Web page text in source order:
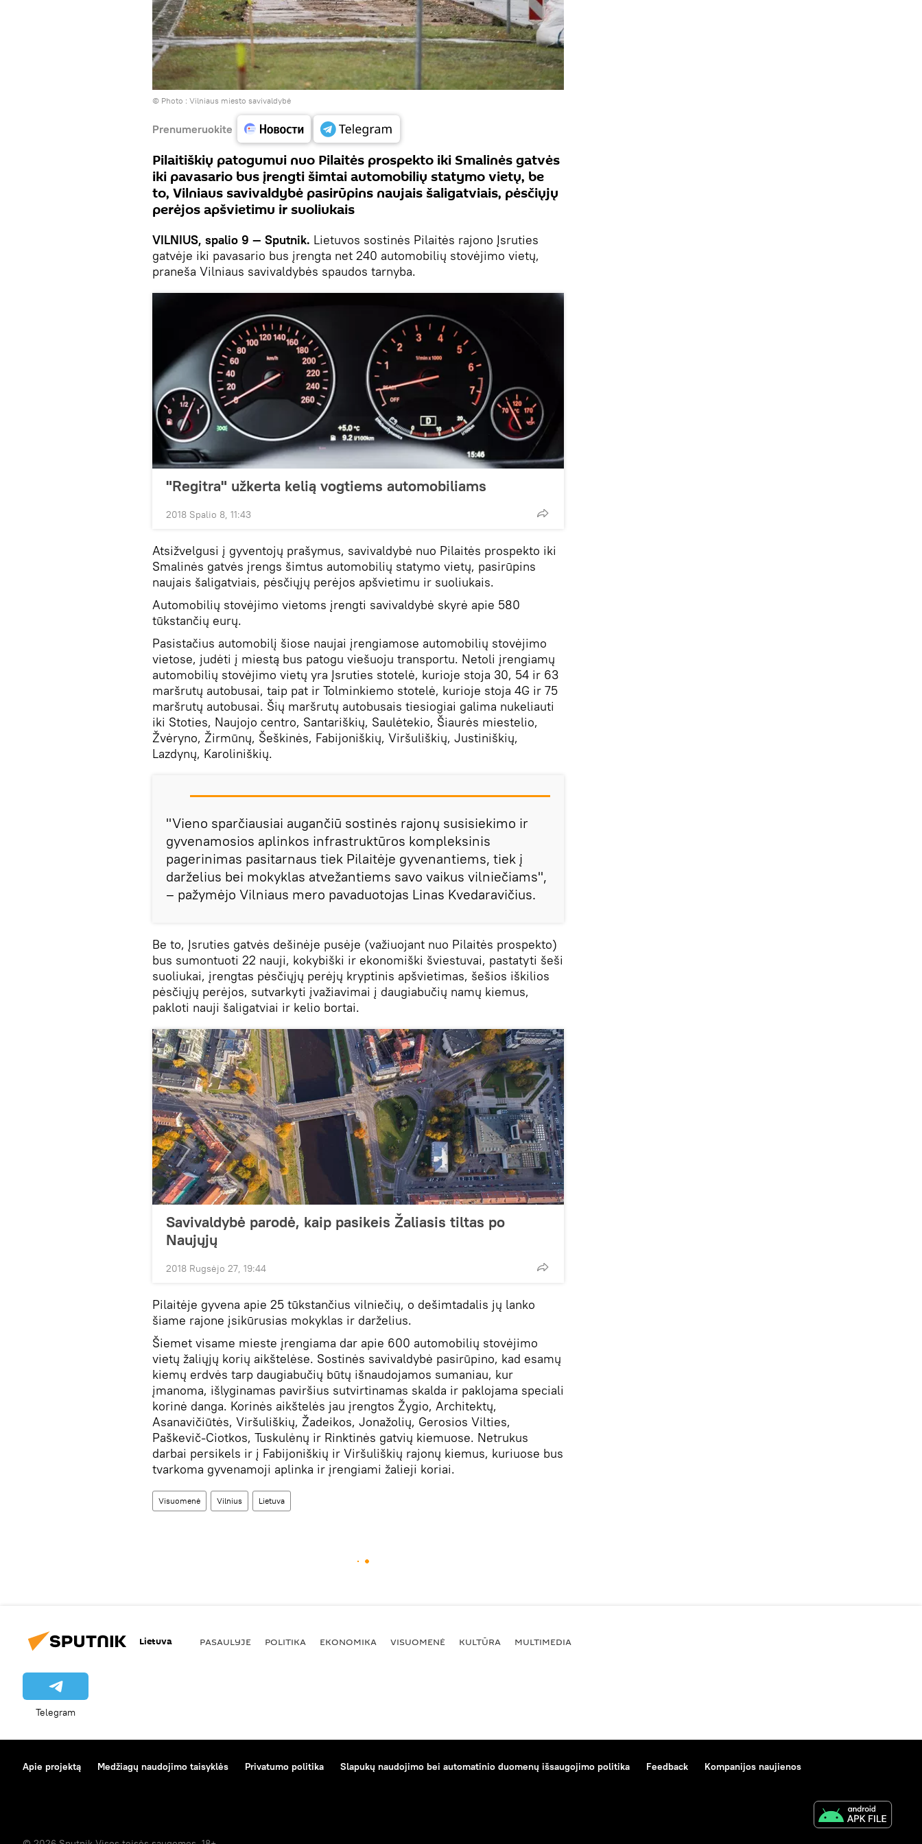
© Photo : Vilniaus miesto savivaldybė
Prenumeruokite
Pilaitiškių patogumui nuo Pilaitės prospekto iki Smalinės gatvės
iki pavasario bus įrengti šimtai automobilių statymo vietų, be
to, Vilniaus savivaldybė pasirūpins naujais šaligatviais, pėsčiųjų
perėjos apšvietimu ir suoliukais
VILNIUS, spalio 9 — Sputnik. Lietuvos sostinės Pilaitės rajono Įsruties
gatvėje iki pavasario bus įrengta net 240 automobilių stovėjimo vietų,
praneša Vilniaus savivaldybės spaudos tarnyba.
"Regitra" užkerta kelią vogtiems automobiliams
2018 Spalio 8, 11:43
Atsižvelgusi į gyventojų prašymus, savivaldybė nuo Pilaitės prospekto iki
Smalinės gatvės įrengs šimtus automobilių statymo vietų, pasirūpins
naujais šaligatviais, pėsčiųjų perėjos apšvietimu ir suoliukais.
Automobilių stovėjimo vietoms įrengti savivaldybė skyrė apie 580
tūkstančių eurų.
Pasistačius automobilį šiose naujai įrengiamose automobilių stovėjimo
vietose, judėti į miestą bus patogu viešuoju transportu. Netoli įrengiamų
automobilių stovėjimo vietų yra Įsruties stotelė, kurioje stoja 30, 54 ir 63
maršrutų autobusai, taip pat ir Tolminkiemo stotelė, kurioje stoja 4G ir 75
maršrutų autobusai. Šių maršrutų autobusais tiesiogiai galima nukeliauti
iki Stoties, Naujojo centro, Santariškių, Saulėtekio, Šiaurės miestelio,
Žvėryno, Žirmūnų, Šeškinės, Fabijoniškių, Viršuliškių, Justiniškių,
Lazdynų, Karoliniškių.
"Vieno sparčiausiai augančiū sostinės rajonų susisiekimo ir
gyvenamosios aplinkos infrastruktūros kompleksinis
pagerinimas pasitarnaus tiek Pilaitėje gyvenantiems, tiek į
darželius bei mokyklas atvežantiems savo vaikus vilniečiams",
– pažymėjo Vilniaus mero pavaduotojas Linas Kvedaravičius.
Be to, Įsruties gatvės dešinėje pusėje (važiuojant nuo Pilaitės prospekto)
bus sumontuoti 22 nauji, kokybiški ir ekonomiški šviestuvai, pastatyti šeši
suoliukai, įrengtas pėsčiųjų perėjų kryptinis apšvietimas, šešios iškilios
pėsčiųjų perėjos, sutvarkyti įvažiavimai į daugiabučių namų kiemus,
pakloti nauji šaligatviai ir kelio bortai.
Savivaldybė parodė, kaip pasikeis Žaliasis tiltas po
Naujųjų
2018 Rugsėjo 27, 19:44
Pilaitėje gyvena apie 25 tūkstančius vilniečių, o dešimtadalis jų lanko
šiame rajone įsikūrusias mokyklas ir darželius.
Šiemet visame mieste įrengiama dar apie 600 automobilių stovėjimo
vietų žaliųjų korių aikštelėse. Sostinės savivaldybė pasirūpino, kad esamų
kiemų erdvės tarp daugiabučių būtų išnaudojamos sumaniau, kur
įmanoma, išlyginamas paviršius sutvirtinamas skalda ir paklojama speciali
korinė danga. Korinės aikštelės jau įrengtos Žygio, Architektų,
Asanavičiūtės, Viršuliškių, Žadeikos, Jonažolių, Gerosios Vilties,
Paškevič-Ciotkos, Tuskulėnų ir Rinktinės gatvių kiemuose. Netrukus
darbai persikels ir į Fabijoniškių ir Viršuliškių rajonų kiemus, kuriuose bus
tvarkoma gyvenamoji aplinka ir įrengiami žalieji koriai.
Visuomenė Vilnius Lietuva
Lietuva PASAULYJE POLITIKA EKONOMIKA VISUOMENĖ KULTŪRA MULTIMEDIA
Telegram
Apie projektą Medžiagų naudojimo taisyklės Privatumo politika Slapukų naudojimo bei automatinio duomenų išsaugojimo politika Feedback Kompanijos naujienos